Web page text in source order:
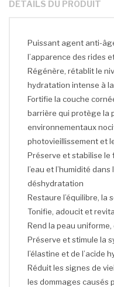
DÉTAILS DU PRODUIT
Puissant agent anti-
l’apparence des rides
Régénère, rétablit le
hydratation intense à
Fortifie la couche
barrière qui protège la
environnementaux
photovieillissement et
Préserve et stabilise le
l’eau et l’humidité
déshydratation
Restaure l’équilibre, la
Tonifie, adoucit et
Rend la peau
Préserve et stimule la
l’élastine et de l’acide
Réduit les signes de
les dommages causés